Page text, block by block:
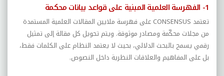
1- الفهرسة العلمية المبنية على قواعد بيانات محكمة
تعتمد CONSENSUS على فهرسة ملايين المقالات العلمية المستمدة
من مجلات محكّمة ومصادر موثوقة. ويتم تحويل كل مقالة إلى تمثيل
رقمي يسمح بالبحث الدلالي، بحيث لا يعتمد النظام على الكلمات فقط،
بل على المفاهيم والعلاقات النظرية داخل النصوص.